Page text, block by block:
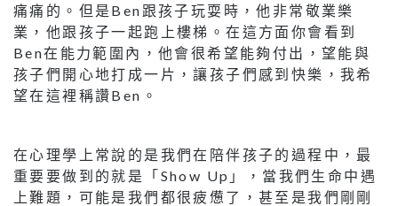
痛痛的。但是Ben跟孩子玩耍時，他非常敬業樂
業，他跟孩子一起跑上樓梯。在這方面你會看到
Ben在能力範圍內，他會很希望能夠付出，望能與
孩子們開心地打成一片，讓孩子們感到快樂，我希
望在這裡稱讚Ben。
在心理學上常說的是我們在陪伴孩子的過程中，最
重要要做到的就是「Show Up」，當我們生命中遇
上難題，可能是我們都很疲憊了，甚至是我們剛剛